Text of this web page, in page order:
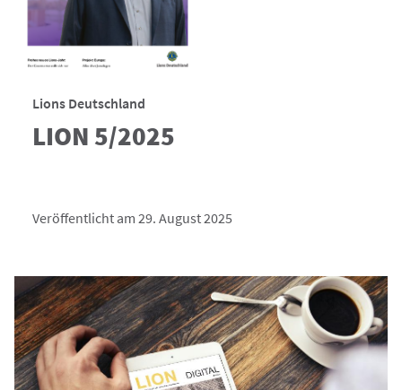
Lions Deutschland
LION 5/2025
Veröffentlicht am 29. August 2025